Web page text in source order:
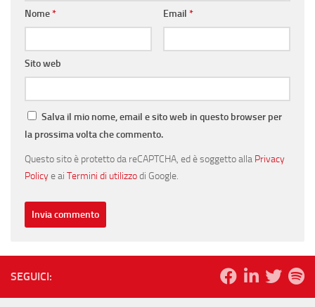
Nome* Email *
Sito web
Salva il mio nome, email e sito web in questo browser per
la prossima volta che commento.
Questo sito è protetto da reCAPTCHA, ed è soggetto alla Privacy
Policye ai Termini di utilizzodi Google.
SEGUICI: